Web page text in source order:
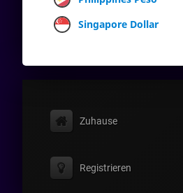
Singapore Dollar
Zuhause
Registrieren